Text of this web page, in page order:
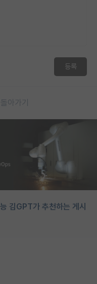
등록
아가기
김GPT가 추천하는 게시